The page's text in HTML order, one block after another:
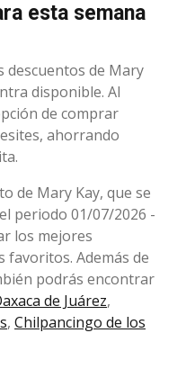
esta semana
descuentos de Mary
disponible. Al
de comprar
ahorrando
de Mary Kay, que se
periodo 01/07/2026 -
los mejores
Además de
podrás encontrar
de Juárez,
, Chilpancingo de los